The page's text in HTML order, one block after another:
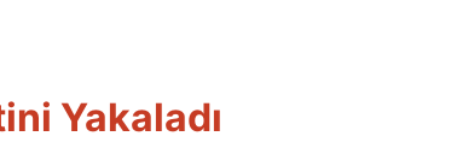
Yakaladı